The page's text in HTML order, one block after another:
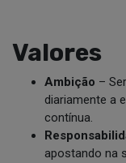
Valores
Ambição –
diariamente a
contínua.
apostando na